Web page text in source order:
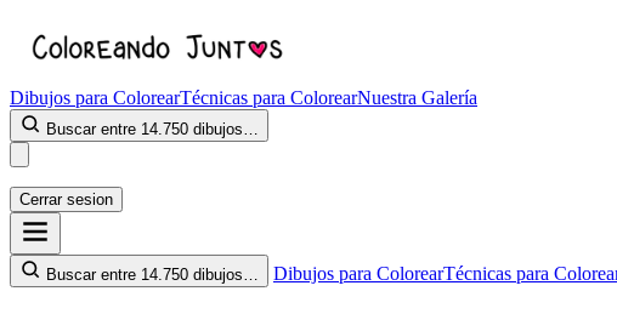
Dibujos para ColorearTécnicas para ColorearNuestra Galería
Buscar entre 14.750 dibujos…
Cerrar sesion
Buscar entre 14.750 dibujos… Dibujos para ColorearTécnicas para